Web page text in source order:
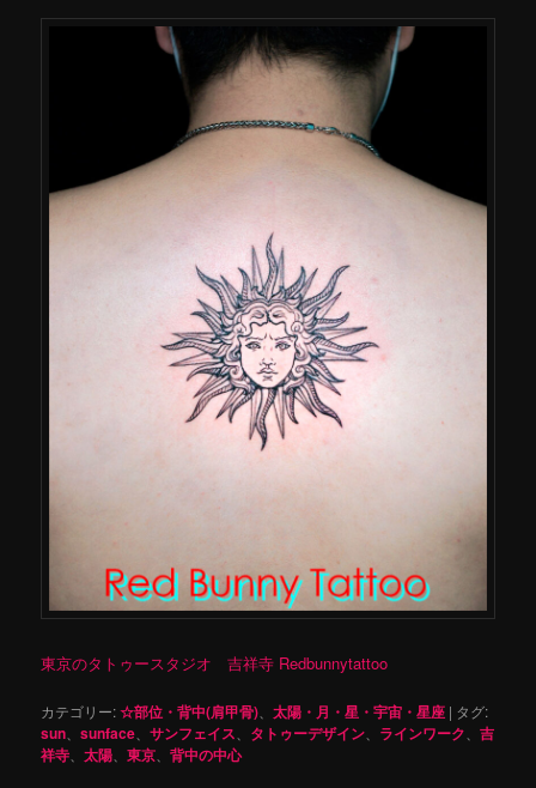
東京のタトゥースタジオ 吉祥寺 Redbunnytattoo
カテゴリー:☆部位・背中(肩甲骨) 、太陽・月・星・宇宙・星座 | タグ:
sun 、sunface 、サンフェイス タトゥーデザイン ラインワーク 、吉
祥寺 、太陽 、東京 、背中の中心